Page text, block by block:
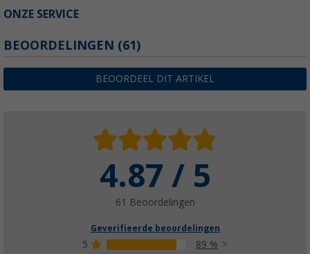
ONZE SERVICE
BEOORDELINGEN (61)
BEOORDEEL DIT ARTIKEL
4.87 / 5
61 Beoordelingen
Geverifieerde beoordelingen
5
89 %